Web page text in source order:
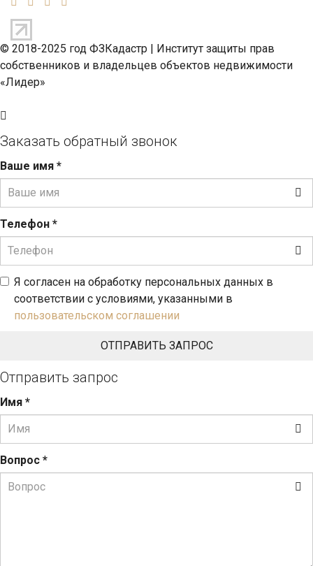
© 2018-2025 год ФЗКадастр | Институт защиты прав
собственников и владельцев объектов недвижимости
«Лидер»
Заказать обратный звонок
Ваше имя *
Телефон *
Я согласен на обработку персональных данных в
соответствии с условиями, указанными в
пользовательском соглашении
Отправить запрос
Имя *
Вопрос *